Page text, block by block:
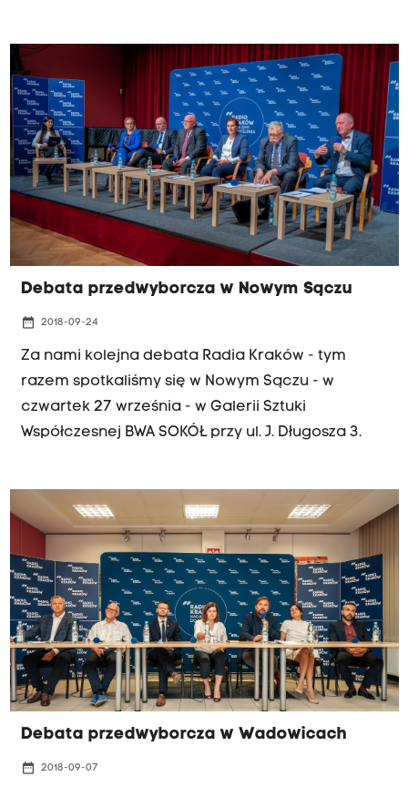
Debata przedwyborcza w Nowym Sączu
date_range 2018-09-24
Za nami kolejna debata Radia Kraków - tym
razem spotkaliśmy się w Nowym Sączu - w
czwartek 27 września - w Galerii Sztuki
Współczesnej BWA SOKÓŁ przy ul. J. Długosza 3.
Debata przedwyborcza w Wadowicach
date_range 2018-09-07